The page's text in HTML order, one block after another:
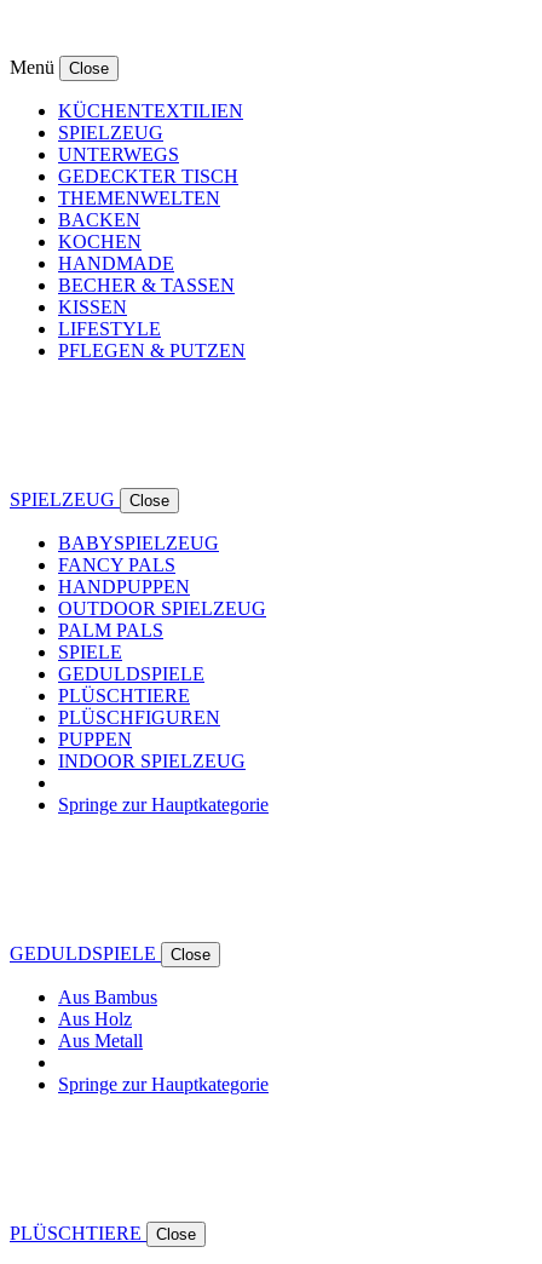
Menü Close
KÜCHENTEXTILIEN
SPIELZEUG
UNTERWEGS
GEDECKTER TISCH
THEMENWELTEN
BACKEN
KOCHEN
HANDMADE
BECHER & TASSEN
KISSEN
LIFESTYLE
PFLEGEN & PUTZEN
SPIELZEUG Close
BABYSPIELZEUG
FANCY PALS
HANDPUPPEN
OUTDOOR SPIELZEUG
PALM PALS
SPIELE
GEDULDSPIELE
PLÜSCHTIERE
PLÜSCHFIGUREN
PUPPEN
INDOOR SPIELZEUG
Springe zur Hauptkategorie
GEDULDSPIELE Close
Aus Bambus
Aus Holz
Aus Metall
Springe zur Hauptkategorie
PLÜSCHTIERE Close